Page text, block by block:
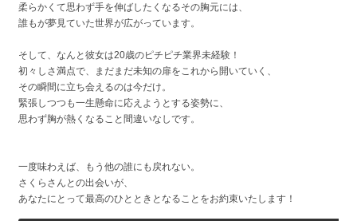
柔らかくて思わず手を伸ばしたくなるその胸元には、
誰もが夢見ていた世界が広がっています。
そして、なんと彼女は20歳のピチピチ業界未経験！
初々しさ満点で、まだまだ未知の扉をこれから開いていく、
その瞬間に立ち会えるのは今だけ。
緊張しつつも一生懸命に応えようとする姿勢に、
思わず胸が熱くなること間違いなしです。
一度味わえば、もう他の誰にも戻れない。
さくらさんとの出会いが、
あなたにとって最高のひとときとなることをお約束いたします！